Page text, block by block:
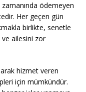
ödemeyen
Her geçen gün
birlikte, senetle
ailesini zor
hizmet veren
için mümkündür.